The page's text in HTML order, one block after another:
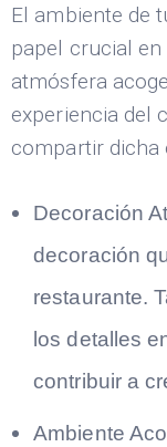
El ambiente de
papel crucial
atmósfera
experiencia del
compartir dicha
Decoración
decoración
restaurante.
los detalles
contribuir a
Ambiente